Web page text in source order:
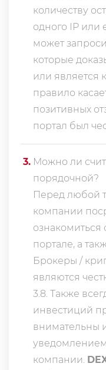
количеству
одного IP или
может
которые
или является
правило
позитивных
портал был
3. Можно ли
порядочной?
Перед любой
компании
портале, а
Брокеры /
являются
3.8. Также
инвестиций
внимательны
уведомлением
компании.